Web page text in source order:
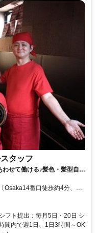
タッフ
せて働ける♪髪色・髪型自
Osaka14番口徒歩約4分、阪
神線〕14番口徒歩約4分、
番口徒歩約4分
フト提出：毎月5日・20日 シ
間内で週1日、1日3時間～OK